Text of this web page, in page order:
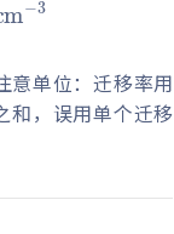
13cm
意单位：迁移率用
和，误用单个迁移